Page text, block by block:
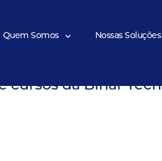
Quem Somos Nossas Soluções
cursos da Binär Tech